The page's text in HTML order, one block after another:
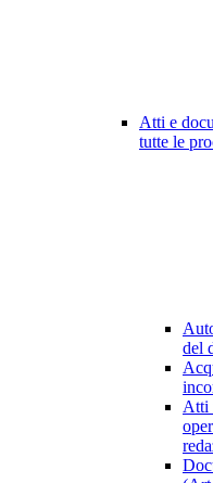
Atti e
tutte le
del
Atti